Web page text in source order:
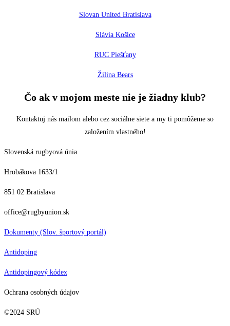
Slovan United Bratislava
Slávia Košice
RUC Piešťany
Žilina Bears
Čo ak v mojom meste nie je žiadny klub?
Kontaktuj nás mailom alebo cez sociálne siete a my ti pomôžeme so
založením vlastného!
Slovenská rugbyová únia
Hrobákova 1633/1
851 02 Bratislava
office@rugbyunion.sk
Dokumenty (Slov. športový portál)
Antidoping
Antidopingový kódex
Ochrana osobných údajov
©2024 SRÚ